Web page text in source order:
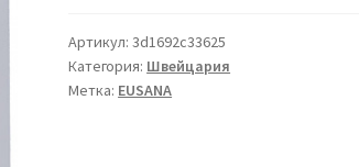
S
ivoire
mit
Артикул:3d1692c33625
Категория: Швейцария
Метка: EUSANA